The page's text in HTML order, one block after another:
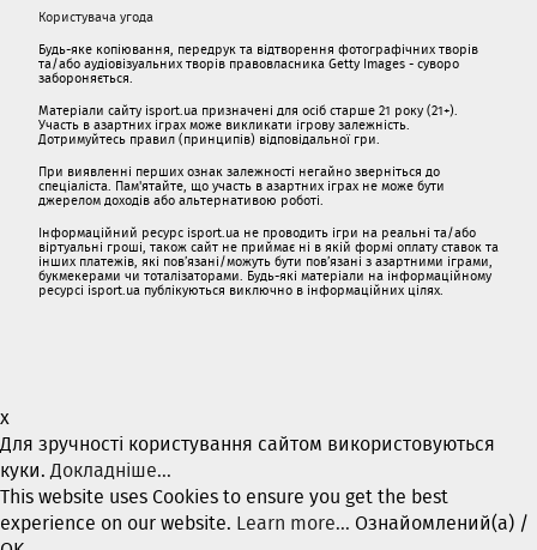
Користувача угода
Будь-яке копіювання, передрук та відтворення фотографічних творів
та/або аудіовізуальних творів правовласника Getty Images - суворо
забороняється.
Матеріали сайту isport.ua призначені для осіб старше 21 року (21+).
Участь в азартних іграх може викликати ігрову залежність.
Дотримуйтесь правил (принципів) відповідальної гри.
При виявленні перших ознак залежності негайно зверніться до
спеціаліста. Пам'ятайте, що участь в азартних іграх не може бути
джерелом доходів або альтернативою роботі.
Інформаційний ресурс isport.ua не проводить ігри на реальні та/або
віртуальні гроші, також сайт не приймає ні в якій формі оплату ставок та
інших платежів, які пов’язані/можуть бути пов’язані з азартними іграми,
букмекерами чи тоталізаторами. Будь-які матеріали на інформаційному
ресурсі isport.ua публікуються виключно в інформаційних цілях.
x
Для зручності користування сайтом використовуються
куки.Докладніше...
This website uses Cookies to ensure you get the best
experience on our website. Learn more... Ознайомлений(а) /